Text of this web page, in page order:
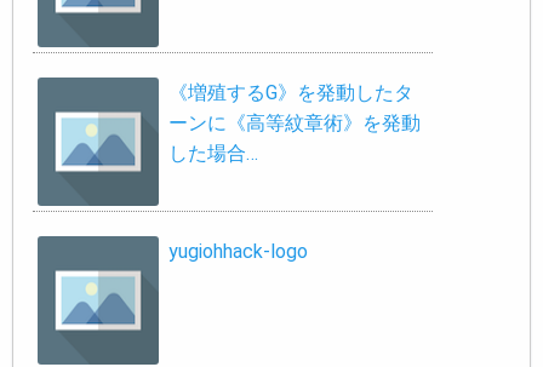
《増殖するG》を発動したタ
ーンに《高等紋章術》を発動
した場合…
yugiohhack-logo